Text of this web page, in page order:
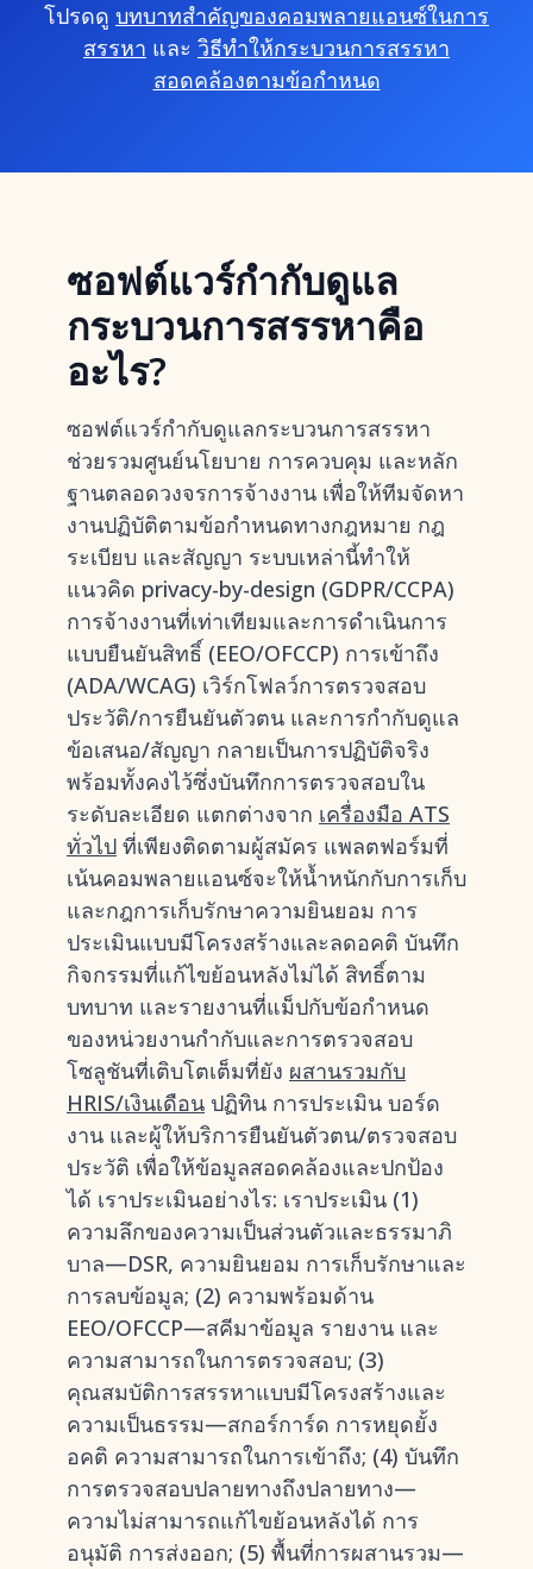
โปรดดู บทบาทสำคัญของคอมพลายแอนซ์ในการ
สรรหา และ วิธีทำให้กระบวนการสรรหา
สอดคล้องตามข้อกำหนด
ซอฟต์แวร์กำกับดูแล
กระบวนการสรรหาคือ
อะไร?
ซอฟต์แวร์กำกับดูแลกระบวนการสรรหา
ช่วยรวมศูนย์นโยบาย การควบคุม และหลัก
ฐานตลอดวงจรการจ้างงาน เพื่อให้ทีมจัดหา
งานปฏิบัติตามข้อกำหนดทางกฎหมาย กฎ
ระเบียบ และสัญญา ระบบเหล่านี้ทำให้
แนวคิด privacy-by-design (GDPR/CCPA)
การจ้างงานที่เท่าเทียมและการดำเนินการ
แบบยืนยันสิทธิ์ (EEO/OFCCP) การเข้าถึง
(ADA/WCAG) เวิร์กโฟลว์การตรวจสอบ
ประวัติ/การยืนยันตัวตน และการกำกับดูแล
ข้อเสนอ/สัญญา กลายเป็นการปฏิบัติจริง
พร้อมทั้งคงไว้ซึ่งบันทึกการตรวจสอบใน
ระดับละเอียด แตกต่างจาก เครื่องมือ ATS
ทั่วไป ที่เพียงติดตามผู้สมัคร แพลตฟอร์มที่
เน้นคอมพลายแอนซ์จะให้น้ำหนักกับการเก็บ
และกฎการเก็บรักษาความยินยอม การ
ประเมินแบบมีโครงสร้างและลดอคติ บันทึก
กิจกรรมที่แก้ไขย้อนหลังไม่ได้ สิทธิ์ตาม
บทบาท และรายงานที่แม็ปกับข้อกำหนด
ของหน่วยงานกำกับและการตรวจสอบ
โซลูชันที่เติบโตเต็มที่ยัง ผสานรวมกับ
HRIS/เงินเดือน ปฏิทิน การประเมิน บอร์ด
งาน และผู้ให้บริการยืนยันตัวตน/ตรวจสอบ
ประวัติ เพื่อให้ข้อมูลสอดคล้องและปกป้อง
ได้ เราประเมินอย่างไร: เราประเมิน (1)
ความลึกของความเป็นส่วนตัวและธรรมาภิ
บาล—DSR, ความยินยอม การเก็บรักษาและ
การลบข้อมูล; (2) ความพร้อมด้าน
EEO/OFCCP—สคีมาข้อมูล รายงาน และ
ความสามารถในการตรวจสอบ; (3)
คุณสมบัติการสรรหาแบบมีโครงสร้างและ
ความเป็นธรรม—สกอร์การ์ด การหยุดยั้ง
อคติ ความสามารถในการเข้าถึง; (4) บันทึก
การตรวจสอบปลายทางถึงปลายทาง—
ความไม่สามารถแก้ไขย้อนหลังได้ การ
อนุมัติ การส่งออก; (5) พื้นที่การผสานรวม—